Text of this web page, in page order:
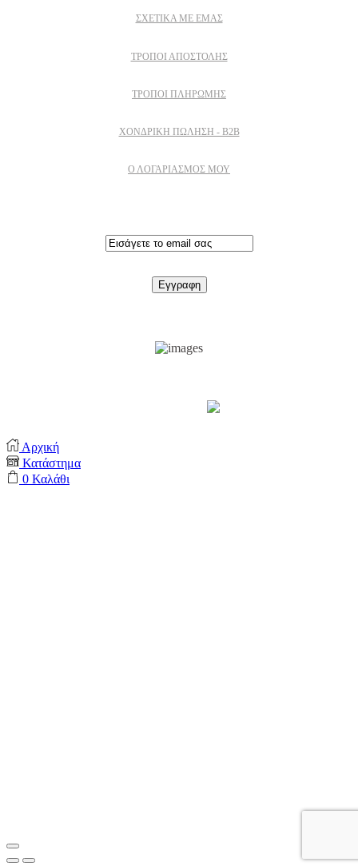
ΣΧΕΤΙΚΆ ΜΕ ΕΜΆΣ
ΤΡΌΠΟΙ ΑΠΟΣΤΟΛΉΣ
ΤΡΌΠΟΙ ΠΛΗΡΩΜΉΣ
ΧΟΝΔΡΙΚΉ ΠΏΛΗΣΗ - B2B
Ο ΛΟΓΑΡΙΑΣΜΟΣ ΜΟΥ
Αρχική
Κατάστημα
0 Καλάθι